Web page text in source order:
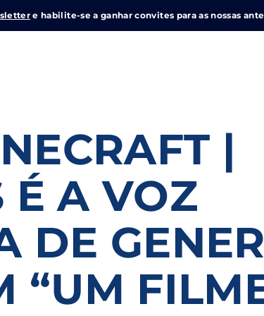
e habilite-se a ganhar convites para as nossas
|
É A VOZ
DE
“UM
para iniciar sua pesquisa ou pressione ESC
Address